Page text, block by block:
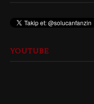
YOUTUBE